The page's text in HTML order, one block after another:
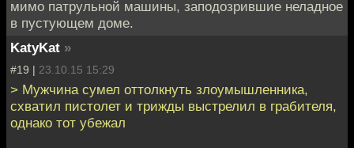
мимо патрульной машины, заподозрившие неладное
в пустующем доме.
KatyKat »
#19 | 23.10.15 15:29
> Мужчина сумел оттолкнуть злоумышленника,
схватил пистолет и трижды выстрелил в грабителя,
однако тот убежал